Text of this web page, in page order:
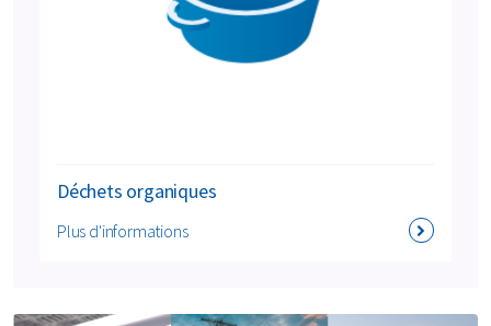
Déchets organiques
Plus d'informations